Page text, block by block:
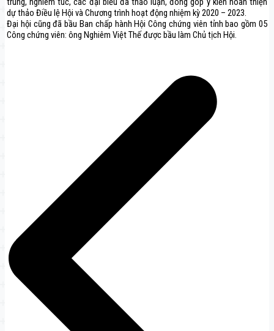
dự thảo Điều lệ Hội và Chương trình hoạt động nhiệm kỳ 2020 – 2023.
Đại hội cũng đã bầu Ban chấp hành Hội Công chứng viên tỉnh bao gồm 05
Công chứng viên: ông Nghiêm Việt Thế được bầu làm Chủ tịch Hội.